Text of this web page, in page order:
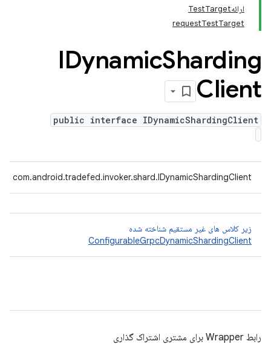
ارائهTestTarget
requestTestTarget
IDynamicSharding
Client
public interface IDynamicShardingClient
com.android.tradefed.invoker.shard.IDynamicShardingClient
زیر کلاس های غیر مستقیم شناخته شده
ConfigurableGrpcDynamicShardingClient
رابط Wrapper برای مشتری اشتراک گذاری